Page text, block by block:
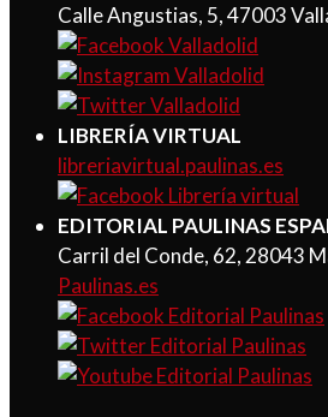
Calle Angustias, 5, 47003
LIBRERÍA VIRTUAL
libreriavirtual.paulinas.es
EDITORIAL PAULINAS
Carril del Conde, 62, 28043
Paulinas.es